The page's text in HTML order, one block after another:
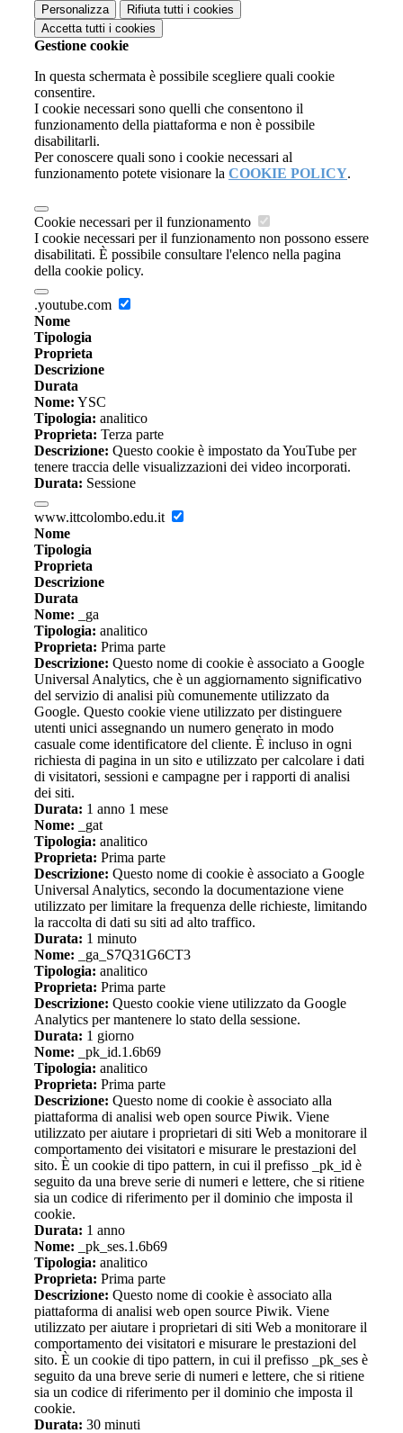
Personalizza Rifiuta tutti i cookies
Accetta tutti i cookies
Gestione cookie
In questa schermata è possibile scegliere quali cookie
consentire.
I cookie necessari sono quelli che consentono il
funzionamento della piattaforma e non è possibile
disabilitarli.
Per conoscere quali sono i cookie necessari al
funzionamento potete visionare la COOKIE POLICY.
Cookie necessari per il funzionamento
I cookie necessari per il funzionamento non possono essere
disabilitati. È possibile consultare l'elenco nella pagina
della cookie policy.
.youtube.com
Nome
Tipologia
Proprieta
Descrizione
Durata
Nome: YSC
Tipologia: analitico
Proprieta: Terza parte
Descrizione: Questo cookie è impostato da YouTube per
tenere traccia delle visualizzazioni dei video incorporati.
Durata: Sessione
www.ittcolombo.edu.it
Nome
Tipologia
Proprieta
Descrizione
Durata
Nome: _ga
Tipologia: analitico
Proprieta: Prima parte
Descrizione: Questo nome di cookie è associato a Google
Universal Analytics, che è un aggiornamento significativo
del servizio di analisi più comunemente utilizzato da
Google. Questo cookie viene utilizzato per distinguere
utenti unici assegnando un numero generato in modo
casuale come identificatore del cliente. È incluso in ogni
richiesta di pagina in un sito e utilizzato per calcolare i dati
di visitatori, sessioni e campagne per i rapporti di analisi
dei siti.
Durata: 1 anno 1 mese
Nome: _gat
Tipologia: analitico
Proprieta: Prima parte
Descrizione: Questo nome di cookie è associato a Google
Universal Analytics, secondo la documentazione viene
utilizzato per limitare la frequenza delle richieste, limitando
la raccolta di dati su siti ad alto traffico.
Durata: 1 minuto
Nome: _ga_S7Q31G6CT3
Tipologia: analitico
Proprieta: Prima parte
Descrizione: Questo cookie viene utilizzato da Google
Analytics per mantenere lo stato della sessione.
Durata: 1 giorno
Nome: _pk_id.1.6b69
Tipologia: analitico
Proprieta: Prima parte
Descrizione: Questo nome di cookie è associato alla
piattaforma di analisi web open source Piwik. Viene
utilizzato per aiutare i proprietari di siti Web a monitorare il
comportamento dei visitatori e misurare le prestazioni del
sito. È un cookie di tipo pattern, in cui il prefisso _pk_id è
seguito da una breve serie di numeri e lettere, che si ritiene
sia un codice di riferimento per il dominio che imposta il
cookie.
Durata: 1 anno
Nome: _pk_ses.1.6b69
Tipologia: analitico
Proprieta: Prima parte
Descrizione: Questo nome di cookie è associato alla
piattaforma di analisi web open source Piwik. Viene
utilizzato per aiutare i proprietari di siti Web a monitorare il
comportamento dei visitatori e misurare le prestazioni del
sito. È un cookie di tipo pattern, in cui il prefisso _pk_ses è
seguito da una breve serie di numeri e lettere, che si ritiene
sia un codice di riferimento per il dominio che imposta il
cookie.
Durata: 30 minuti